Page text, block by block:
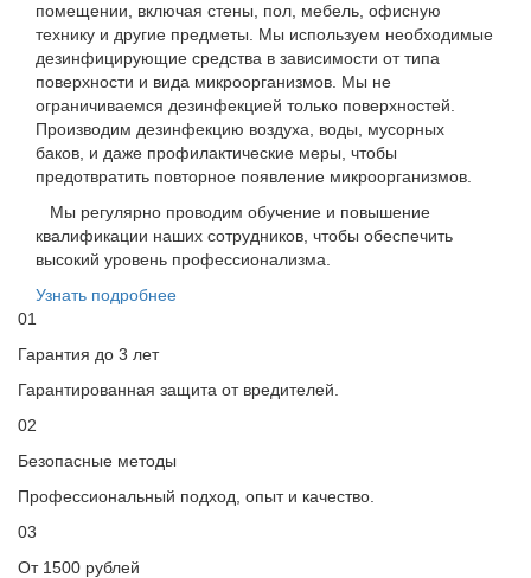
помещении, включая стены, пол, мебель, офисную
технику и другие предметы. Мы используем необходимые
дезинфицирующие средства в зависимости от типа
поверхности и вида микроорганизмов. Мы не
ограничиваемся дезинфекцией только поверхностей.
Производим дезинфекцию воздуха, воды, мусорных
баков, и даже профилактические меры, чтобы
предотвратить повторное появление микроорганизмов.
Мы регулярно проводим обучение и повышение
квалификации наших сотрудников, чтобы обеспечить
высокий уровень профессионализма.
Узнать подробнее
01
Гарантия до 3 лет
Гарантированная защита от вредителей.
02
Безопасные методы
Профессиональный подход, опыт и качество.
03
От 1500 рублей